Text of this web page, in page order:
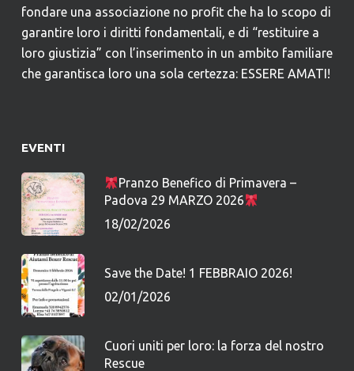
fondare una associazione no profit che ha lo scopo di
garantire loro i diritti fondamentali, e di “restituire a
loro giustizia” con l’inserimento in un ambito familiare
che garantisca loro una sola certezza: ESSERE AMATI!
EVENTI
Pranzo Benefico di Primavera –
Padova 29 MARZO 2026
18/02/2026
Save the Date! 1 FEBBRAIO 2026!
02/01/2026
Cuori uniti per loro: la forza del nostro
Rescue